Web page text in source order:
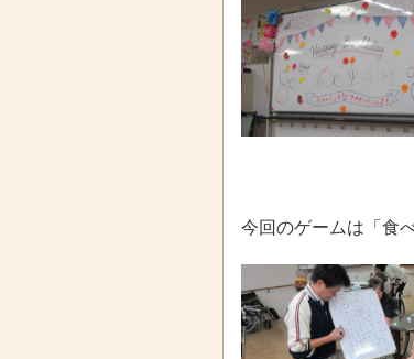
今回のゲームは「食